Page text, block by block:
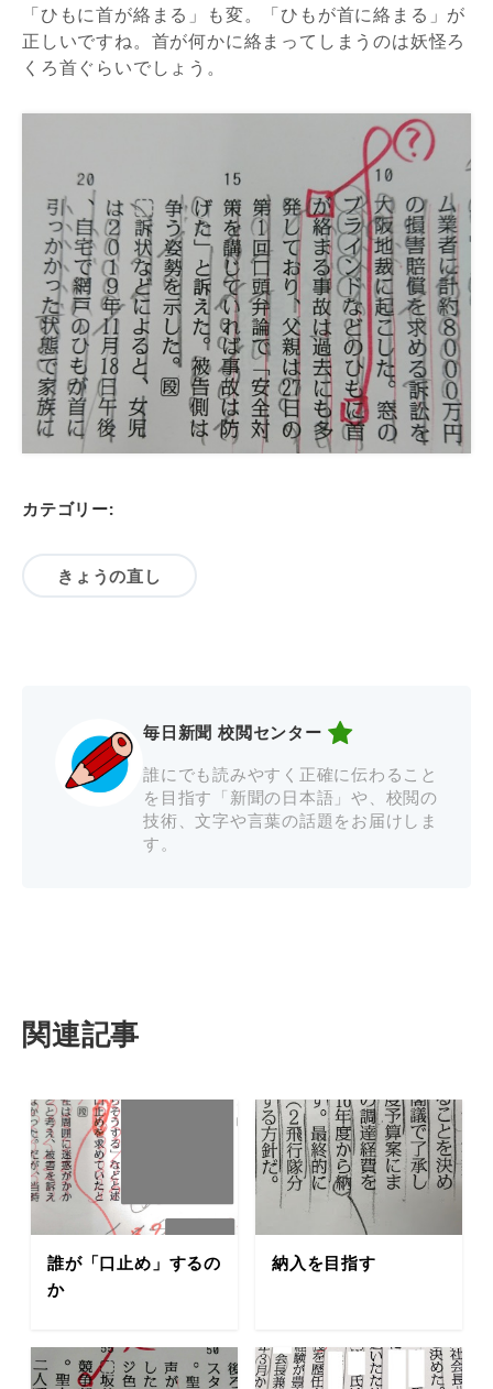
「ひもに首が絡まる」も変。「ひもが首に絡まる」が
正しいですね。首が何かに絡まってしまうのは妖怪ろ
くろ首ぐらいでしょう。
カテゴリー:
きょうの直し
毎日新聞 校閲センター
誰にでも読みやすく正確に伝わること
を目指す「新聞の日本語」や、校閲の
技術、文字や言葉の話題をお届けしま
す。
関連記事
誰が「口止め」するの
か
納入を目指す